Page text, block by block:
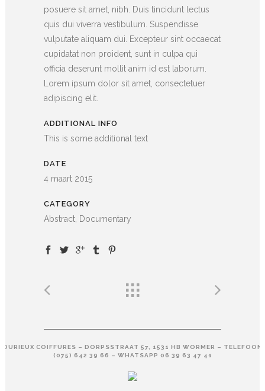
posuere sit amet, nibh. Duis tincidunt lectus
quis dui viverra vestibulum. Suspendisse
vulputate aliquam dui. Excepteur sint occaecat
cupidatat non proident, sunt in culpa qui
officia deserunt mollit anim id est laborum.
Lorem ipsum dolor sit amet, consectetuer
adipiscing elit.
ADDITIONAL INFO
This is some additional text
DATE
4 maart 2015
CATEGORY
Abstract, Documentary
DURIEUX COIFFURES – DORPSSTRAAT 57, 1531 HB WORMER – TELEFOON
(075) 642 39 66 – WHATSAPP 06 39 63 47 41